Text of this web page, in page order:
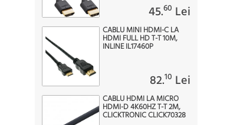
45.60 Lei
CABLU MINI HDMI-C LA
HDMI FULL HD T-T 10M,
INLINE IL17460P
82.10 Lei
CABLU HDMI LA MICRO
HDMI-D 4K60HZ T-T 2M,
CLICKTRONIC CLICK70328